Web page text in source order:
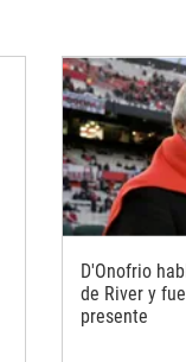
D'Onofrio
de River y
presente